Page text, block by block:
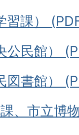
習課）
公民館）
図書館）
、市立博